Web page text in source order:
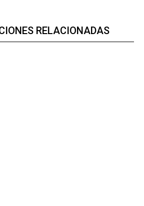
RELACIONADAS